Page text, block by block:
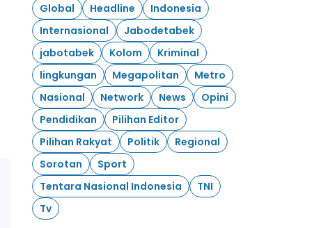
Global
Headline
Indonesia
Internasional
Jabodetabek
jabotabek
Kolom
Kriminal
lingkungan
Megapolitan
Metro
Nasional
Network News
Opini
Pendidikan
Pilihan Editor
Pilihan Rakyat
Politik
Regional
Sorotan
Sport
Tentara Nasional Indonesia
TNI
Tv